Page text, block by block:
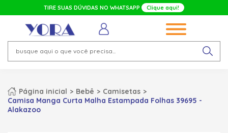
TIRE SUAS DÚVIDAS NO WHATSAPP Clique aqui!
Página inicial Bebê
Camisetas
Camisa Manga Curta Malha Estampada Folhas 39695 -
Alakazoo